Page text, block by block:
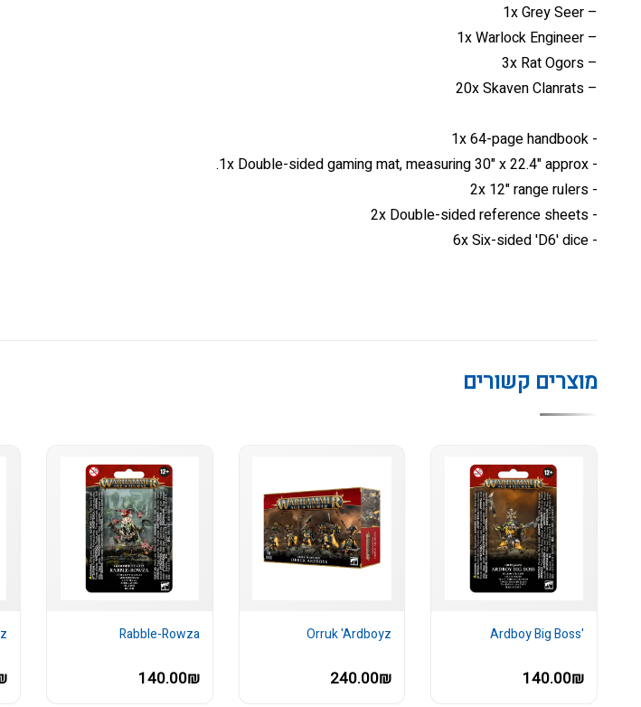
– 1x Grey Seer
– 1x Warlock Engineer
– 3x Rat Ogors
– 20x Skaven Clanrats
- 1x 64-page handbook
- 1x Double-sided gaming mat, measuring 30" x 22.4" approx.
- 2x 12" range rulers
- 2x Double-sided reference sheets
- 6x Six-sided 'D6' dice
מוצרים קשורים
'Ardboy Big Boss
140.00₪
Orruk 'Ardboyz
240.00₪
Rabble-Rowza
140.00₪